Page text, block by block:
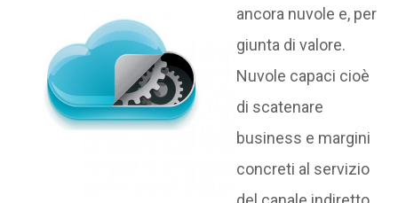
ancora nuvole e, per
giunta di valore.
Nuvole capaci cioè
di scatenare
business e margini
concreti al servizio